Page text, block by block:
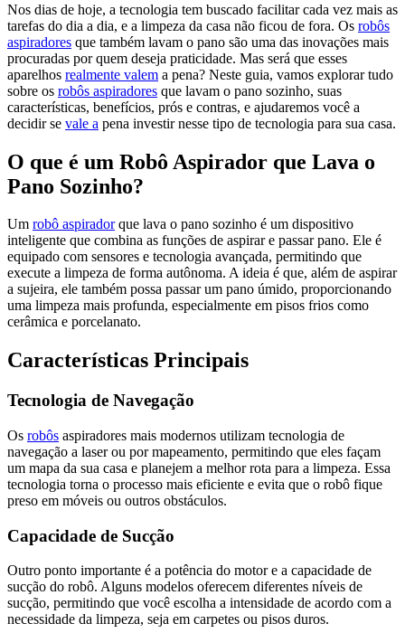
Nos dias de hoje, a tecnologia tem buscado facilitar cada vez mais as
tarefas do dia a dia, e a limpeza da casa não ficou de fora. Os robôs
aspiradores que também lavam o pano são uma das inovações mais
procuradas por quem deseja praticidade. Mas será que esses
aparelhos realmente valem a pena? Neste guia, vamos explorar tudo
sobre os robôs aspiradores que lavam o pano sozinho, suas
características, benefícios, prós e contras, e ajudaremos você a
decidir se vale a pena investir nesse tipo de tecnologia para sua casa.
O que é um Robô Aspirador que Lava o
Pano Sozinho?
Um robô aspiradorque lava o pano sozinho é um dispositivo
inteligente que combina as funções de aspirar e passar pano. Ele é
equipado com sensores e tecnologia avançada, permitindo que
execute a limpeza de forma autônoma. A ideia é que, além de aspirar
a sujeira, ele também possa passar um pano úmido, proporcionando
uma limpeza mais profunda, especialmente em pisos frios como
cerâmica e porcelanato.
Características Principais
Tecnologia de Navegação
Os robôs aspiradores mais modernos utilizam tecnologia de
navegação a laser ou por mapeamento, permitindo que eles façam
um mapa da sua casa e planejem a melhor rota para a limpeza. Essa
tecnologia torna o processo mais eficiente e evita que o robô fique
preso em móveis ou outros obstáculos.
Capacidade de Sucção
Outro ponto importante é a potência do motor e a capacidade de
sucção do robô. Alguns modelos oferecem diferentes níveis de
sucção, permitindo que você escolha a intensidade de acordo com a
necessidade da limpeza, seja em carpetes ou pisos duros.